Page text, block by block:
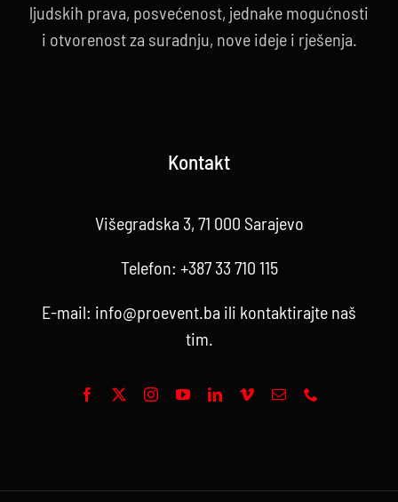
ljudskih prava, posvećenost, jednake mogućnosti
i otvorenost za suradnju, nove ideje i rješenja.
Kontakt
Višegradska 3, 71 000 Sarajevo
Telefon: +387 33 710 115
E-mail: info@proevent.ba ili kontaktirajte naš
tim.